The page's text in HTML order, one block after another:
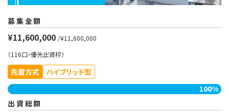
募集金額
¥11,600,000 /¥11,600,000
（116口・優先出資枠）
先着方式
ハイブリッド型
100%
出資総額